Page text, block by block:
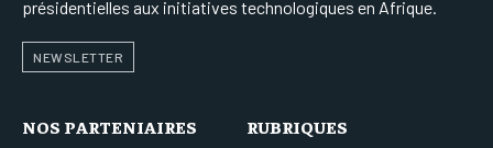
présidentielles aux initiatives technologiques en Afrique.
NEWSLETTER
NOS PARTENIAIRES RUBRIQUES